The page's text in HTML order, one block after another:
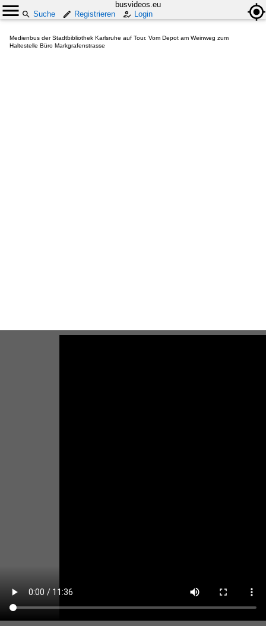
busvideos.eu
Suche
Registrieren Login
Medienbus der Stadtbibliothek Karlsruhe auf Tour. Vom Depot am Weinweg zum
Haltestelle Büro Markgrafenstrasse